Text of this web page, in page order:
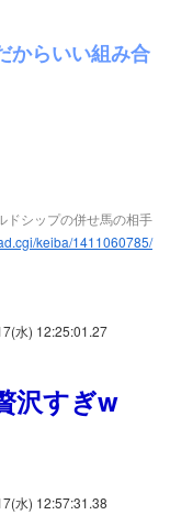
からいい組み合
ドシップの併せ馬の相手
keiba/1411060785/
水) 12:25:01.27
沢すぎw
水) 12:57:31.38